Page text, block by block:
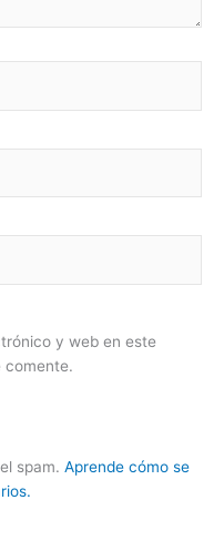
y web en este
comente.
spam. Aprende cómo se